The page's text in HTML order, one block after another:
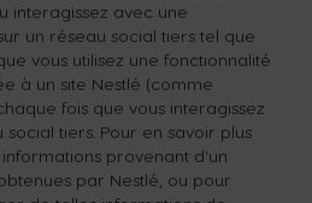
interagissez avec une
un réseau social tiers tel que
vous utilisez une fonctionnalité
à un site Nestlé (comme
fois que vous interagissez
tiers. Pour en savoir plus
provenant d'un
par Nestlé, ou pour